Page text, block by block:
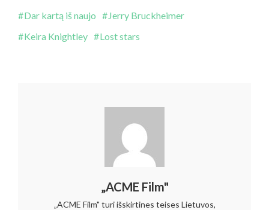
Dar kartą iš naujo
Jerry Bruckheimer
Keira Knightley
Lost stars
„ACME Film"
„ACME Film" turi išskirtines teises Lietuvos,